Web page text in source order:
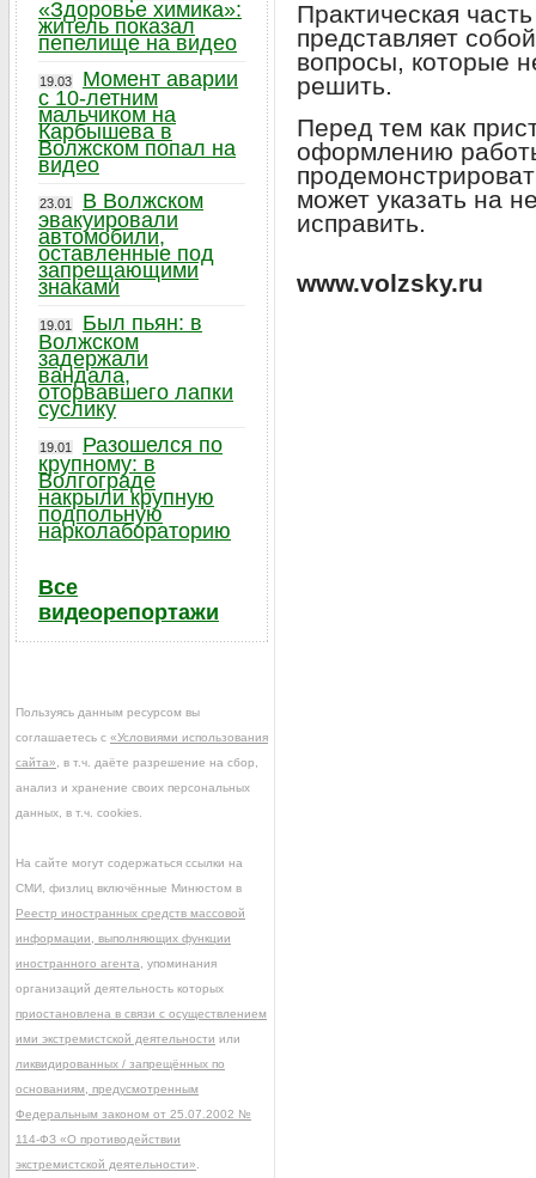
Практическая
представляет
вопросы, которые
решить.
Перед тем как
оформлению
может указать на
исправить.
www.volzsky.ru
«Здоровье химика»:
житель показал
пепелище на видео
19.03
Момент аварии
с 10-летним
мальчиком на
Карбышева в
Волжском попал на
видео
23.01
В Волжском
эвакуировали
автомобили,
оставленные под
запрещающими
знаками
19.01
Был пьян: в
Волжском
задержали
вандала,
оторвавшего лапки
суслику
19.01
Разошелся по
крупному: в
Волгограде
накрыли крупную
подпольную
нарколабораторию
Все
видеорепортажи
Пользуясь данным ресурсом вы
соглашаетесь с «Условиями использования
сайта» , в т.ч. даёте разрешение на сбор,
анализ и хранение своих персональных
данных, в т.ч. cookies.
На сайте могут содержаться ссылки на
СМИ, физлиц включённые Минюстом в
Реестр иностранных средств массовой
информации, выполняющих функции
иностранного агента , упоминания
организаций деятельность которых
приостановлена в связи с осуществлением
ими экстремистской деятельности или
ликвидированных / запрещённых по
основаниям, предусмотренным
Федеральным законом от 25.07.2002 №
114-ФЗ «О противодействии
экстремистской деятельности»